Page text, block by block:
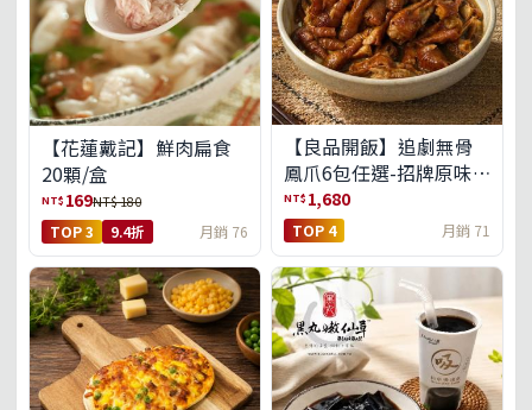
【花蓮戴記】鮮肉扁食
20顆/盒
NT$ 169NT$ 180
TOP 3 9.4折 月銷 76
【良品開飯】追劇無骨
鳳爪6包任選-招牌原味/
濃濃蒜香/過癮麻辣(免運
組)
NT$ 1,680
TOP 4 月銷 71